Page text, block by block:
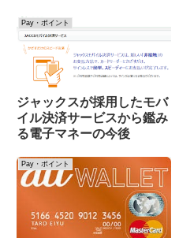
Pay・ポイント
ジャックスが採用したモバ
イル決済サービスから鑑み
る電子マネーの今後
Pay・ポイント